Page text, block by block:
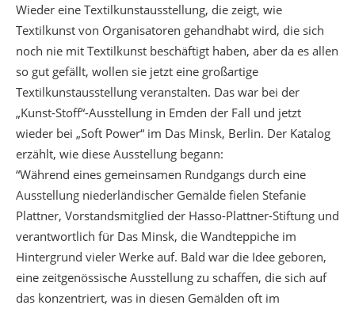
Wieder eine Textilkunstausstellung, die zeigt, wie
Textilkunst von Organisatoren gehandhabt wird, die sich
noch nie mit Textilkunst beschäftigt haben, aber da es allen
so gut gefällt, wollen sie jetzt eine großartige
Textilkunstausstellung veranstalten. Das war bei der
„Kunst-Stoff“-Ausstellung in Emden der Fall und jetzt
wieder bei „Soft Power“ im Das Minsk, Berlin. Der Katalog
erzählt, wie diese Ausstellung begann:
“Während eines gemeinsamen Rundgangs durch eine
Ausstellung niederländischer Gemälde fielen Stefanie
Plattner, Vorstandsmitglied der Hasso-Plattner-Stiftung und
verantwortlich für Das Minsk, die Wandteppiche im
Hintergrund vieler Werke auf. Bald war die Idee geboren,
eine zeitgenössische Ausstellung zu schaffen, die sich auf
das konzentriert, was in diesen Gemälden oft im